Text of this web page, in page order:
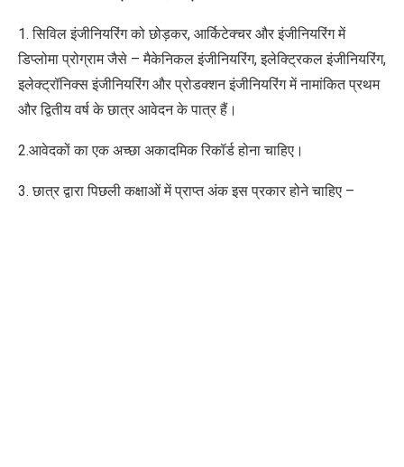
1. सिविल इंजीनियरिंग को छोड़कर, आर्किटेक्चर और इंजीनियरिंग में
डिप्लोमा प्रोग्राम जैसे – मैकेनिकल इंजीनियरिंग, इलेक्ट्रिकल इंजीनियरिंग,
इलेक्ट्रॉनिक्स इंजीनियरिंग और प्रोडक्शन इंजीनियरिंग में नामांकित प्रथम
और द्वितीय वर्ष के छात्र आवेदन के पात्र हैं।
2.आवेदकों का एक अच्छा अकादमिक रिकॉर्ड होना चाहिए।
3. छात्र द्वारा पिछली कक्षाओं में प्राप्त अंक इस प्रकार होने चाहिए –